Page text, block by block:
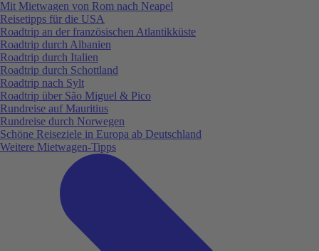
Mit Mietwagen von Rom nach Neapel
Reisetipps für die USA
Roadtrip an der französischen Atlantikküste
Roadtrip durch Albanien
Roadtrip durch Italien
Roadtrip durch Schottland
Roadtrip nach Sylt
Roadtrip über São Miguel & Pico
Rundreise auf Mauritius
Rundreise durch Norwegen
Schöne Reiseziele in Europa ab Deutschland
Weitere Mietwagen-Tipps